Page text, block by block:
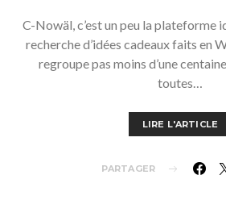
C-Nowäl, c’est un peu la plateforme
recherche d’idées cadeaux faits en
regroupe pas moins d’une
toutes…
LIRE L'ARTICLE
PARTAGER